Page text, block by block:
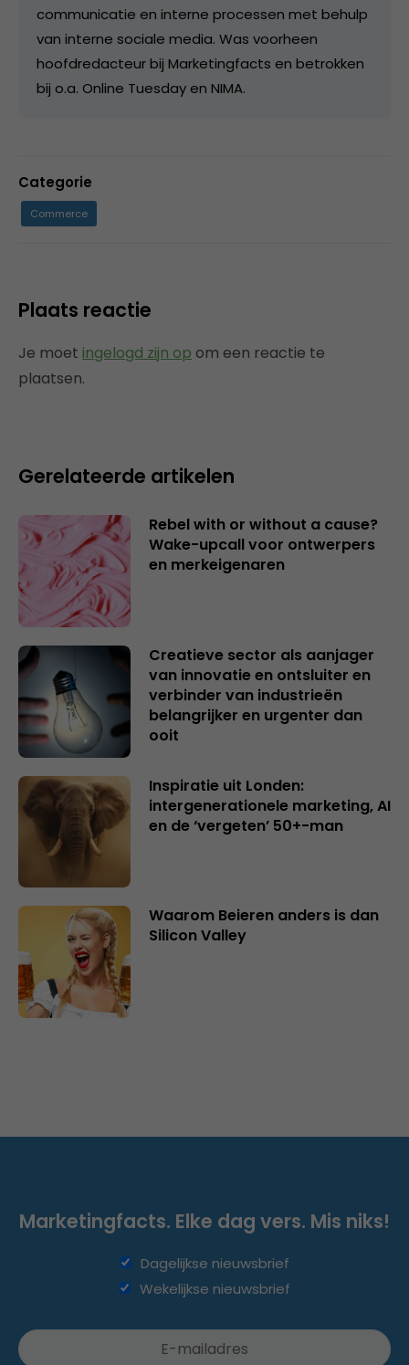
communicatie en interne processen met behulp
van interne sociale media. Was voorheen
hoofdredacteur bij Marketingfacts en betrokken
bij o.a. Online Tuesday en NIMA.
Categorie
Commerce
Plaats reactie
Je moet ingelogd zijn op om een reactie te
plaatsen.
Gerelateerde artikelen
Rebel with or without a cause?
Wake-upcall voor ontwerpers
en merkeigenaren
Creatieve sector als aanjager
van innovatie en ontsluiter en
verbinder van industrieën
belangrijker en urgenter dan
ooit
Inspiratie uit Londen:
intergenerationele marketing, AI
en de ‘vergeten’ 50+-man
Waarom Beieren anders is dan
Silicon Valley
Marketingfacts. Elke dag vers. Mis niks!
Dagelijkse nieuwsbrief
Wekelijkse nieuwsbrief